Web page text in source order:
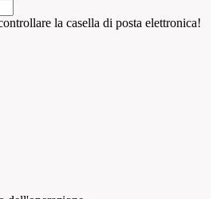
la casella di posta elettronica!